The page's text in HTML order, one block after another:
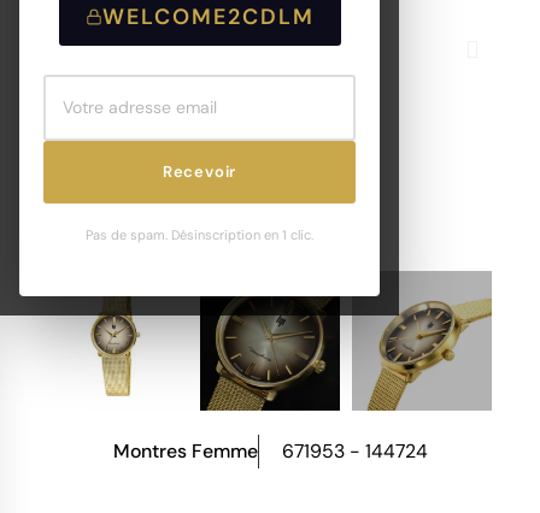
WELCOME2CDLM
Recevoir
Pas de spam. Désinscription en 1 clic.
Montres Femme 671953 - 144724